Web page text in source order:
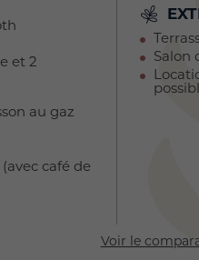
et 2
au gaz
café de
Salon
Voir le